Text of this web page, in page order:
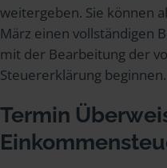
weitergeben. Sie können
März einen vollständigen
mit der Bearbeitung der
Steuererklärung beginnen.
Termin